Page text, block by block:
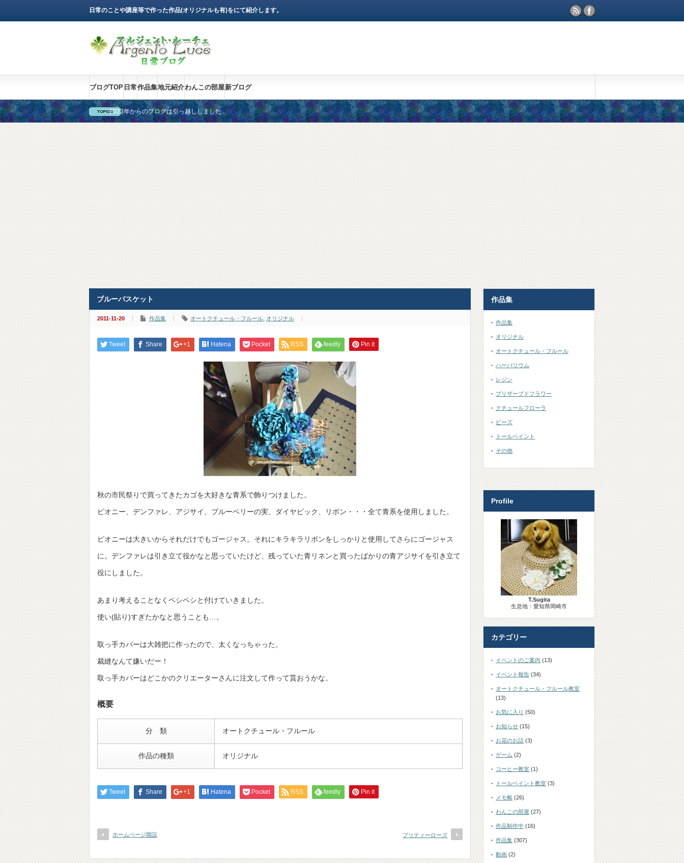
日常のことや講座等で作った作品(オリジナルも有)をにて紹介します。
ブログTOP 日常作品集地元紹介わんこの部屋新ブログ
2023年からのブログは引っ越ししました
ブルーバスケット
2011-11-20 作品集 オートクチュール・フルール オリジナル
Tweet Share +1 Hatena Pocket RSS feedly Pin it
秋の市民祭りで買ってきたカゴを大好きな青系で飾りつけました。
ピオニー、デンファレ、アジサイ、ブルーベリーの実、ダイヤピック、リボン・・・全て青系を使用しました。
ピオニーは大きいからそれだけでもゴージャス。それにキラキラリボンをしっかりと使用してさらにゴージャス
に。デンファレは引き立て役かなと思っていたけど、残っていた青リネンと買ったばかりの青アジサイを引き立て
役にしました。
あまり考えることなくペシペシと付けていきました。
使い(貼り)すぎたかなと思うことも…。
取っ手カバーは大雑把に作ったので、太くなっちゃった。
裁縫なんて嫌いだー！
取っ手カバーはどこかのクリエーターさんに注文して作って貰おうかな。
概要
分 類 オートクチュール・フルール
作品の種類 オリジナル
Tweet Share +1 Hatena Pocket RSS feedly Pin it
ホームページ開設 プリティーローズ
作品集
作品集
オリジナル
オートクチュール・フルール
ハーバリウム
レジン
プリザーブドフラワー
クチュールフローラ
ビーズ
トールペイント
その他
Profile
T.Sugita
生息地：愛知県岡崎市
カテゴリー
イベントのご案内 (13)
イベント報告 (34)
オートクチュール・フルール教室
(13)
お気に入り (50)
お知らせ (15)
お花のお話 (3)
ゲーム (2)
コーヒー教室 (1)
トールペイント教室 (3)
メモ帳 (26)
わんこの部屋 (27)
作品制作中 (16)
作品集 (307)
動画 (2)